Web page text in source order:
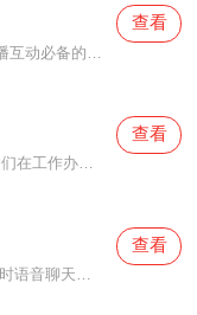
斗鱼直播伴侣pc电脑版是一款直播互动必备的电脑软件，斗鱼直播伴侣pc电脑版的用户非常多，而且这款软件的直播使用方法非常简单，就算是没有使用过直播软件的小伙伴们都可以轻松使用直播功能，并且可以将直播精彩的展示出来，这款软件可以让你选择你要直播的主题这样就可以吸
查看
查看
查看